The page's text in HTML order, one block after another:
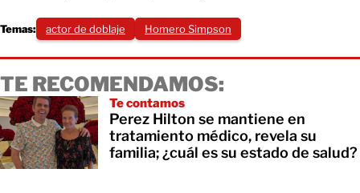
Temas: actor de doblaje Homero Simpson
TE RECOMENDAMOS:
Te contamos
Perez Hilton se mantiene en
tratamiento médico, revela su
familia; ¿cuál es su estado de salud?